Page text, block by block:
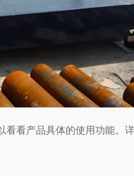
看产品具体的使用功能